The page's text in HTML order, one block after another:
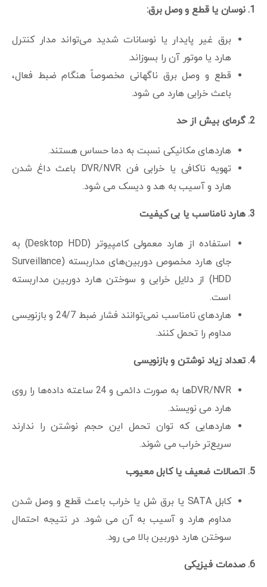
1. نوسان یا قطع و وصل برق:
برق غیر پایدار یا نوسانات شدید می‌تواند مدار کنترل
هارد یا موتور آن را بسوزاند.
قطع و وصل برق ناگهانی مخصوصاً هنگام ضبط فعال،
باعث خرابی هارد می شود.
2. گرمای بیش از حد
هاردهای مکانیکی نسبت به دما حساس هستند.
تهویه ناکافی یا خرابی فن DVR/NVR باعث داغ شدن
هارد و آسیب به هد و دیسک می شود.
3. هارد نامناسب یا بی کیفیت
استفاده از هارد معمولی کامپیوتر (Desktop HDD) به
جای هارد مخصوص دوربین‌های مداربسته (Surveillance
HDD) از دلایل خرابی و سوختن هارد دوربین مداربسته
است.
هاردهای نامناسب نمی‌توانند فشار ضبط 24/7 و بازنویسی
مداوم را تحمل کنند.
4. تعداد زیاد نوشتن و بازنویسی
DVR/NVRها به صورت دائمی و 24 ساعته داده‌ها را روی
هارد می نویسند.
هاردهایی که توان تحمل این حجم نوشتن را ندارند
سریع‌تر خراب می شوند.
5. اتصالات ضعیف یا کابل معیوب
کابل SATA یا برق شل یا خراب باعث قطع و وصل شدن
مداوم هارد و آسیب به آن می شود. در نتیجه احتمال
سوختن هارد دوربین بالا می رود.
6. صدمات فیزیکی